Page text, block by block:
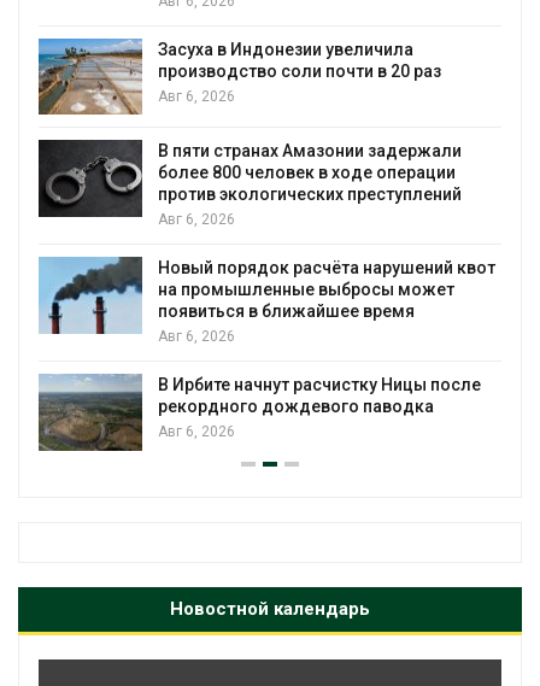
Засуха в Индонезии увеличила
производство соли почти в 20 раз
Авг 6, 2026
В пяти странах Амазонии задержали
более 800 человек в ходе операции
против экологических преступлений
Авг 6, 2026
Новый порядок расчёта нарушений квот
на промышленные выбросы может
появиться в ближайшее время
Авг 6, 2026
В Ирбите начнут расчистку Ницы после
рекордного дождевого паводка
Авг 6, 2026
Новостной календарь